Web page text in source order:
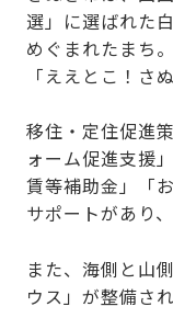
選」に選ばれた
めぐまれたまち
「ええとこ！さ
移住・定住促進
ォーム促進支援
賃等補助金」「
サポートがあり
また、海側と山
ウス」が整備さ